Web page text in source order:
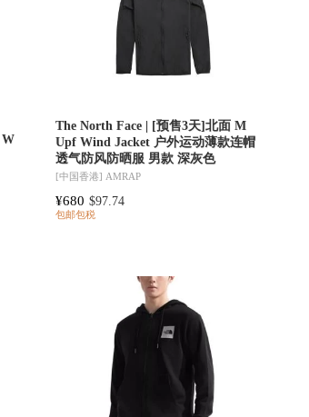
W
The North Face | [预售3天]北面 M
Upf Wind Jacket 户外运动薄款连帽
透气防风防晒服 男款 深灰色
[中国香港] AMRAP
¥680 $97.74
包邮包税